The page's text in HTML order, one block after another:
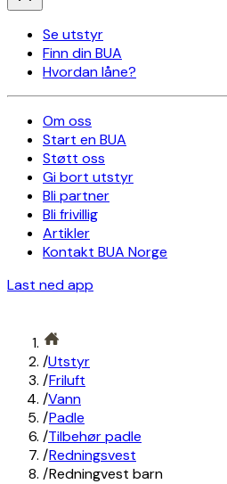
Se utstyr
Finn din BUA
Hvordan låne?
Om oss
Start en BUA
Støtt oss
Gi bort utstyr
Bli partner
Bli frivillig
Artikler
Kontakt BUA Norge
Last ned app
/Utstyr
/Friluft
/Vann
/Padle
/Tilbehør padle
/Redningsvest
/Redningvest barn